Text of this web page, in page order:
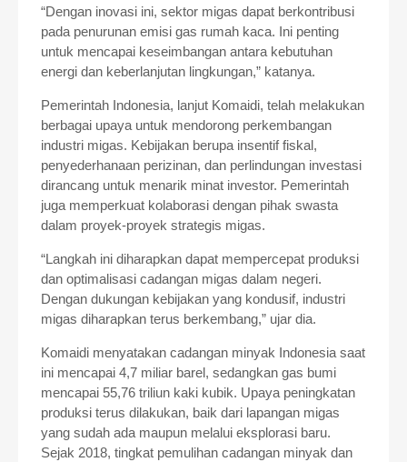
“Dengan inovasi ini, sektor migas dapat berkontribusi
pada penurunan emisi gas rumah kaca. Ini penting
untuk mencapai keseimbangan antara kebutuhan
energi dan keberlanjutan lingkungan,” katanya.
Pemerintah Indonesia, lanjut Komaidi, telah melakukan
berbagai upaya untuk mendorong perkembangan
industri migas. Kebijakan berupa insentif fiskal,
penyederhanaan perizinan, dan perlindungan investasi
dirancang untuk menarik minat investor. Pemerintah
juga memperkuat kolaborasi dengan pihak swasta
dalam proyek-proyek strategis migas.
“Langkah ini diharapkan dapat mempercepat produksi
dan optimalisasi cadangan migas dalam negeri.
Dengan dukungan kebijakan yang kondusif, industri
migas diharapkan terus berkembang,” ujar dia.
Komaidi menyatakan cadangan minyak Indonesia saat
ini mencapai 4,7 miliar barel, sedangkan gas bumi
mencapai 55,76 triliun kaki kubik. Upaya peningkatan
produksi terus dilakukan, baik dari lapangan migas
yang sudah ada maupun melalui eksplorasi baru.
Sejak 2018, tingkat pemulihan cadangan minyak dan